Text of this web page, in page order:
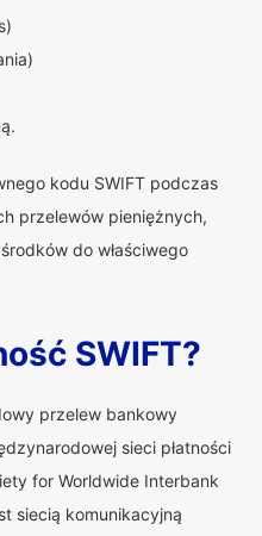
kodu SWIFT podczas
przelewów pieniężnych,
do właściwego
SWIFT?
przelew bankowy
sieci płatności
for Worldwide Interbank
siecią komunikacyjną